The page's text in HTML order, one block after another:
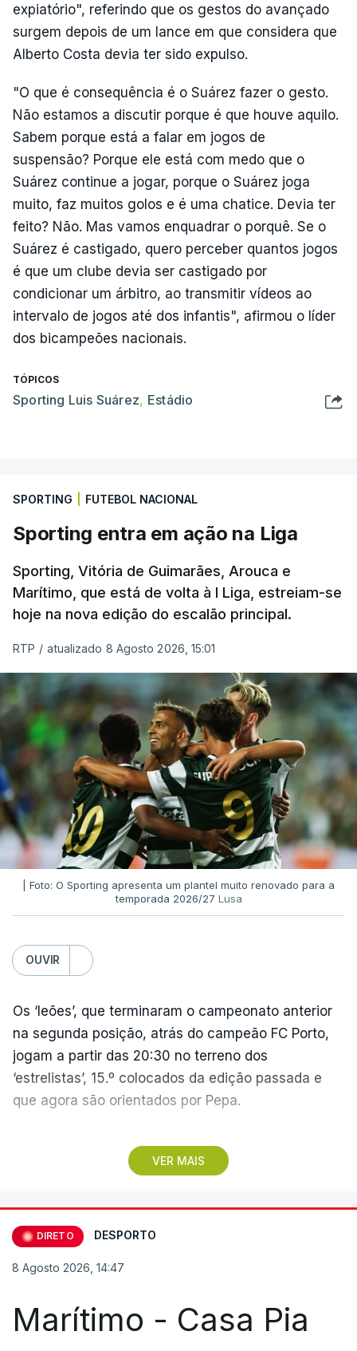
expiatório", referindo que os gestos do avançado
surgem depois de um lance em que considera que
Alberto Costa devia ter sido expulso.
"O que é consequência é o Suárez fazer o gesto.
Não estamos a discutir porque é que houve aquilo.
Sabem porque está a falar em jogos de
suspensão? Porque ele está com medo que o
Suárez continue a jogar, porque o Suárez joga
muito, faz muitos golos e é uma chatice. Devia ter
feito? Não. Mas vamos enquadrar o porquê. Se o
Suárez é castigado, quero perceber quantos jogos
é que um clube devia ser castigado por
condicionar um árbitro, ao transmitir vídeos ao
intervalo de jogos até dos infantis", afirmou o líder
dos bicampeões nacionais.
TÓPICOS
Sporting Luis Suárez, Estádio
SPORTING FUTEBOL NACIONAL
Sporting entra em ação na Liga
Sporting, Vitória de Guimarães, Arouca e
Marítimo, que está de volta à I Liga, estreiam-se
hoje na nova edição do escalão principal.
RTP / atualizado 8 Agosto 2026, 15:01
| Foto: O Sporting apresenta um plantel muito renovado para a
temporada 2026/27 Lusa
OUVIR
VER MAIS
Os ‘leões’, que terminaram o campeonato anterior
na segunda posição, atrás do campeão FC Porto,
jogam a partir das 20:30 no terreno dos
‘estrelistas’, 15.º colocados da edição passada e
que agora são orientados por Pepa.
No primeiro encontro do dia, o Marítimo, vencedor
da II Liga, vai assinalar o regresso à 'elite' após
casa (15:30), diante do Casa Pia, formação que
apenas garantiu a manutenção no play-off.
Pelo meio dos jogos na Reboleira e na Madeira, o
duelo entre minhotos e o Arouca (18:00), dois
DIRETO DESPORTO
8 Agosto 2026, 14:47
Marítimo - Casa Pia